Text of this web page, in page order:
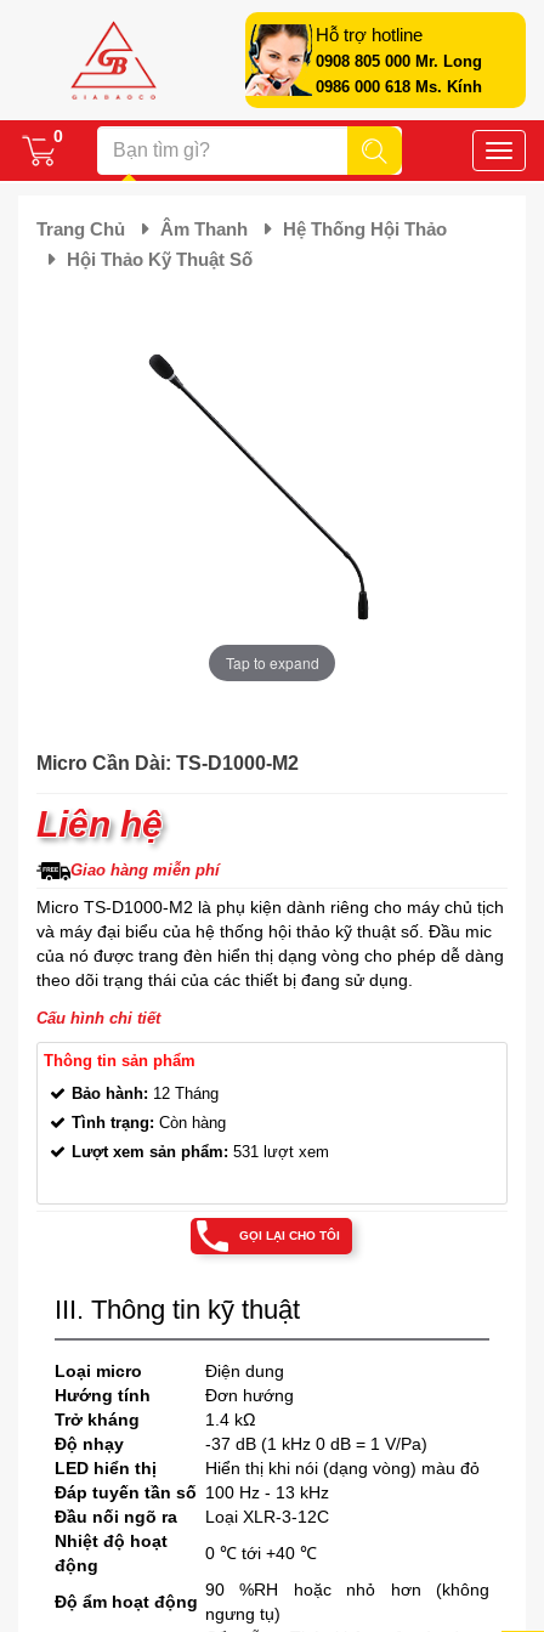
Hỗ trợ hotline
0908 805 000 Mr. Long
0986 000 618 Ms. Kính
Toggle
0
Trang Chủ Âm Thanh
Hệ Thống Hội Thảo
Hội Thảo Kỹ Thuật Số
Tap to expand
Micro Cần Dài: TS-D1000-M2
Liên hệ
Giao hàng miễn phí
Micro TS-D1000-M2 là phụ kiện dành riêng cho máy chủ tịch
và máy đại biểu của hệ thống hội thảo kỹ thuật số. Đầu mic
của nó được trang đèn hiển thị dạng vòng cho phép dễ dàng
theo dõi trạng thái của các thiết bị đang sử dụng.
Cấu hình chi tiết
Thông tin sản phẩm
Bảo hành: 12 Tháng
Tình trạng: Còn hàng
Lượt xem sản phẩm: 531 lượt xem
GỌI LẠI CHO TÔI
III. Thông tin kỹ thuật
Loại micro
Điện dung
Hướng tính
Đơn hướng
Trở kháng
1.4 kΩ
Độ nhạy
-37 dB (1 kHz 0 dB = 1 V/Pa)
LED hiển thị
Hiển thị khi nói (dạng vòng) màu đỏ
Đáp tuyến tần số 100 Hz - 13 kHz
Đầu nối ngõ ra
Loại XLR-3-12C
Nhiệt độ hoạt
động
0 ℃ tới +40 ℃
Độ ẩm hoạt động
90 %RH hoặc nhỏ hơn (không
ngưng tụ)